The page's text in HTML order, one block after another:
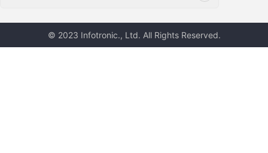
© 2023 Infotronic., Ltd. All Rights Reserved.